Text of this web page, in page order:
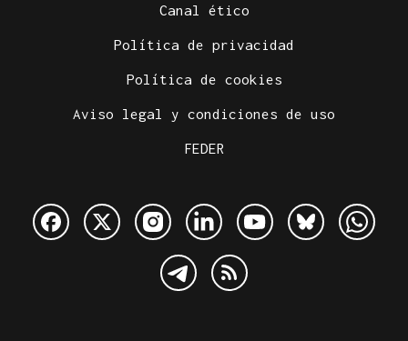
Canal ético
Política de privacidad
Política de cookies
Aviso legal y condiciones de uso
FEDER